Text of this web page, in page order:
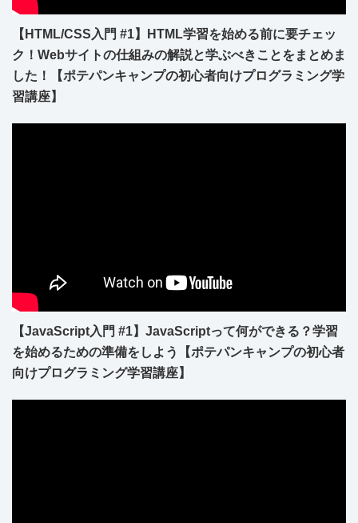
【HTML/CSS入門 #1】HTML学習を始める前に要チェッ
ク！Webサイトの仕組みの解説と学ぶべきことをまとめま
した！【ポテパンキャンプの初心者向けプログラミング学
習講座】
【JavaScript入門 #1】JavaScriptって何ができる？学習
を始めるための準備をしよう【ポテパンキャンプの初心者
向けプログラミング学習講座】